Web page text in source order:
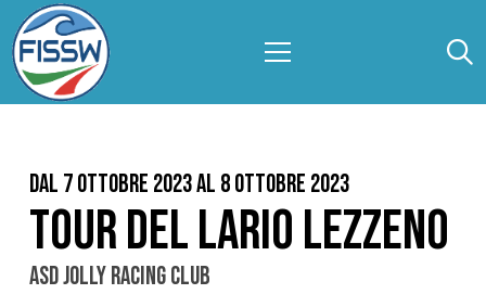
Dal 7 Ottobre 2023 al 8 Ottobre 2023
TOUR DEL LARIO LEZZENO
ASD JOLLY RACING CLUB